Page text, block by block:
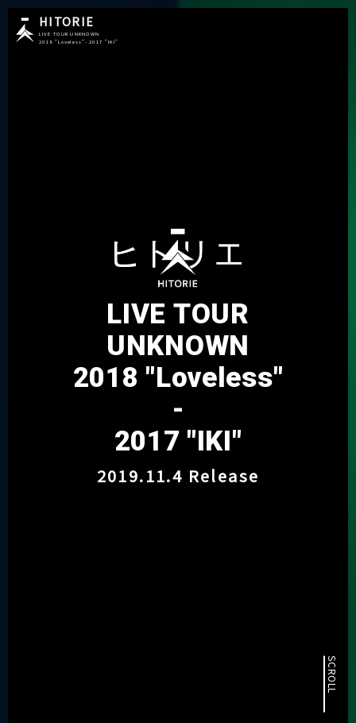
HITORIE
LIVE TOUR UNKNOWN
2018 "Loveless"- 2017 "IKI"
LIVE TOUR
UNKNOWN
2018 "Loveless"
-
2017 "IKI"
2019.11.4 Release
SCROLL